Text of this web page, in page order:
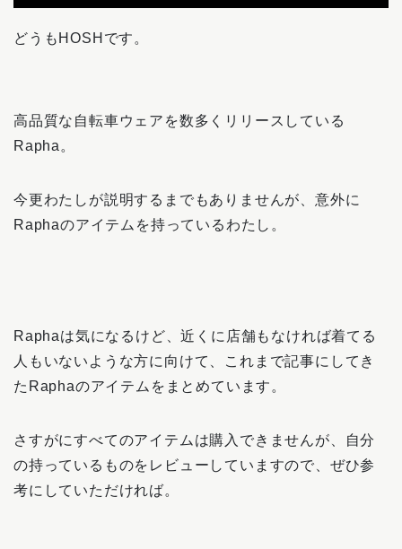
どうもHOSHです。
高品質な自転車ウェアを数多くリリースしている
Rapha。
今更わたしが説明するまでもありませんが、意外に
Raphaのアイテムを持っているわたし。
Raphaは気になるけど、近くに店舗もなければ着てる
人もいないような方に向けて、これまで記事にしてき
たRaphaのアイテムをまとめています。
さすがにすべてのアイテムは購入できませんが、自分
の持っているものをレビューしていますので、ぜひ参
考にしていただければ。